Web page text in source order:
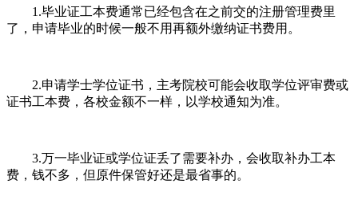
1.毕业证工本费通常已经包含在之前交的注册管理费里
了，申请毕业的时候一般不用再额外缴纳证书费用。
2.申请学士学位证书，主考院校可能会收取学位评审费或
证书工本费，各校金额不一样，以学校通知为准。
3.万一毕业证或学位证丢了需要补办，会收取补办工本
费，钱不多，但原件保管好还是最省事的。